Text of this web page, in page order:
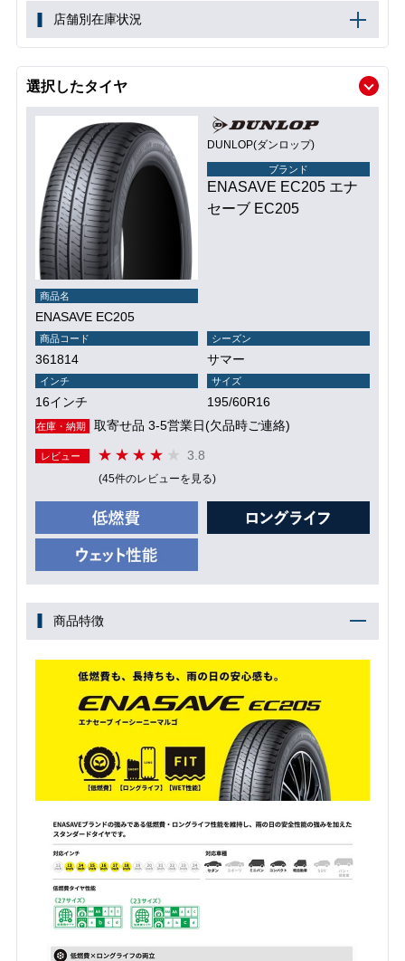
店舗別在庫状況
選択したタイヤ
DUNLOP(ダンロップ)
ブランド
ENASAVE EC205 エナ
セーブ EC205
商品名
ENASAVE EC205
商品コード
361814
シーズン
サマー
インチ
16インチ
サイズ
195/60R16
在庫・納期 取寄せ品 3-5営業日(欠品時ご連絡)
レビュー 3.8
(45件のレビューを見る)
商品特徴